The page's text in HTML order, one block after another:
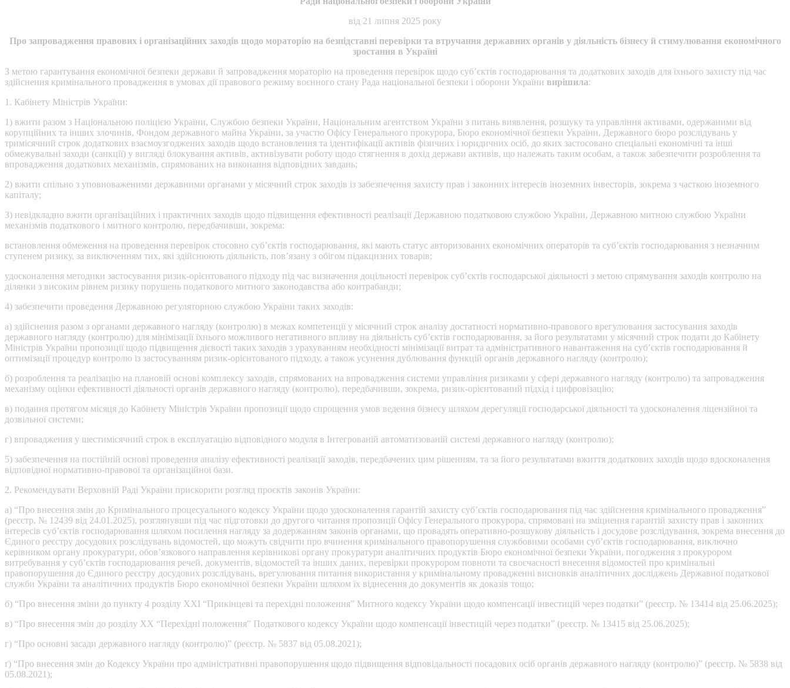
від 21 липня 2025 року
Про запровадження правових і організаційних заходів щодо мораторію на безпідставні перевірки та втручання державних органів у діяльність бізнесу й стимулювання економічного
зростання в Україні
З метою гарантування економічної безпеки держави й запровадження мораторію на проведення перевірок щодо суб’єктів господарювання та додаткових заходів для їхнього захисту під час
здійснення кримінального провадження в умовах дії правового режиму воєнного стану Рада національної безпеки і оборони України вирішила:
1. Кабінету Міністрів України:
1) вжити разом з Національною поліцією України, Службою безпеки України, Національним агентством України з питань виявлення, розшуку та управління активами, одержаними від
корупційних та інших злочинів, Фондом державного майна України, за участю Офісу Генерального прокурора, Бюро економічної безпеки України, Державного бюро розслідувань у
тримісячний строк додаткових взаємоузгоджених заходів щодо встановлення та ідентифікації активів фізичних і юридичних осіб, до яких застосовано спеціальні економічні та інші
обмежувальні заходи (санкції) у вигляді блокування активів, активізувати роботу щодо стягнення в дохід держави активів, що належать таким особам, а також забезпечити розроблення та
впровадження додаткових механізмів, спрямованих на виконання відповідних завдань;
2) вжити спільно з уповноваженими державними органами у місячний строк заходів із забезпечення захисту прав і законних інтересів іноземних інвесторів, зокрема з часткою іноземного
капіталу;
3) невідкладно вжити організаційних і практичних заходів щодо підвищення ефективності реалізації Державною податковою службою України, Державною митною службою України
механізмів податкового і митного контролю, передбачивши, зокрема:
встановлення обмеження на проведення перевірок стосовно суб’єктів господарювання, які мають статус авторизованих економічних операторів та суб’єктів господарювання з незначним
ступенем ризику, за виключенням тих, які здійснюють діяльність, пов’язану з обігом підакцизних товарів;
удосконалення методики застосування ризик-орієнтованого підходу під час визначення доцільності перевірок суб’єктів господарської діяльності з метою спрямування заходів контролю на
ділянки з високим рівнем ризику порушень податкового митного законодавства або контрабанди;
4) забезпечити проведення Державною регуляторною службою України таких заходів:
а) здійснення разом з органами державного нагляду (контролю) в межах компетенції у місячний строк аналізу достатності нормативно-правового врегулювання застосування заходів
державного нагляду (контролю) для мінімізації їхнього можливого негативного впливу на діяльність суб’єктів господарювання, за його результатами у місячний строк подати до Кабінету
Міністрів України пропозиції щодо підвищення дієвості таких заходів з урахуванням необхідності мінімізації витрат та адміністративного навантаження на суб’єктів господарювання й
оптимізації процедур контролю із застосуванням ризик-орієнтованого підходу, а також усунення дублювання функцій органів державного нагляду (контролю);
б) розроблення та реалізацію на плановій основі комплексу заходів, спрямованих на впровадження системи управління ризиками у сфері державного нагляду (контролю) та запровадження
механізму оцінки ефективності діяльності органів державного нагляду (контролю), передбачивши, зокрема, ризик-орієнтований підхід і цифровізацію;
в) подання протягом місяця до Кабінету Міністрів України пропозиції щодо спрощення умов ведення бізнесу шляхом дерегуляції господарської діяльності та удосконалення ліцензійної та
дозвільної системи;
г) впровадження у шестимісячний строк в експлуатацію відповідного модуля в Інтегрованій автоматизованій системі державного нагляду (контролю);
5) забезпечення на постійній основі проведення аналізу ефективності реалізації заходів, передбачених цим рішенням, та за його результатами вжиття додаткових заходів щодо вдосконалення
відповідної нормативно-правової та організаційної бази.
2. Рекомендувати Верховній Раді України прискорити розгляд проєктів законів України:
а) “Про внесення змін до Кримінального процесуального кодексу України щодо удосконалення гарантій захисту суб’єктів господарювання під час здійснення кримінального провадження”
(реєстр. № 12439 від 24.01.2025), розглянувши під час підготовки до другого читання пропозиції Офісу Генерального прокурора, спрямовані на зміцнення гарантій захисту прав і законних
інтересів суб’єктів господарювання шляхом посилення нагляду за додержанням законів органами, що провадять оперативно-розшукову діяльність і досудове розслідування, зокрема внесення до
Єдиного реєстру досудових розслідувань відомостей, що можуть свідчити про вчинення кримінального правопорушення службовими особами суб’єктів господарювання, виключно
керівником органу прокуратури, обов’язкового направлення керівникові органу прокуратури аналітичних продуктів Бюро економічної безпеки України, погодження з прокурором
витребування у суб’єктів господарювання речей, документів, відомостей та інших даних, перевірки прокурором повноти та своєчасності внесення відомостей про кримінальні
правопорушення до Єдиного реєстру досудових розслідувань, врегулювання питання використання у кримінальному провадженні висновків аналітичних досліджень Державної податкової
служби України та аналітичних продуктів Бюро економічної безпеки України шляхом їх віднесення до документів як доказів тощо;
б) “Про внесення зміни до пункту 4 розділу ХХІ “Прикінцеві та перехідні положення” Митного кодексу України щодо компенсації інвестицій через податки” (реєстр. № 13414 від 25.06.2025);
в) “Про внесення змін до розділу ХХ “Перехідні положення” Податкового кодексу України щодо компенсації інвестицій через податки” (реєстр. № 13415 від 25.06.2025);
г) “Про основні засади державного нагляду (контролю)” (реєстр. № 5837 від 05.08.2021);
ґ) “Про внесення змін до Кодексу України про адміністративні правопорушення щодо підвищення відповідальності посадових осіб органів державного нагляду (контролю)” (реєстр. № 5838 від
05.08.2021);